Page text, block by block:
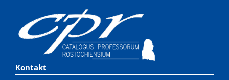
Kontakt